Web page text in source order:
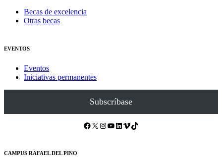
Becas de excelencia
Otras becas
EVENTOS
Eventos
Iniciativas permanentes
Subscríbase
Facebook X Instagram YouTube LinkedIn Vimeo TikTok
CAMPUS RAFAEL DEL PINO